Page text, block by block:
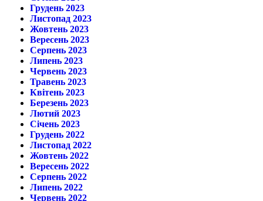
Грудень 2023
Листопад 2023
Жовтень 2023
Вересень 2023
Серпень 2023
Липень 2023
Червень 2023
Травень 2023
Квітень 2023
Березень 2023
Лютий 2023
Січень 2023
Грудень 2022
Листопад 2022
Жовтень 2022
Вересень 2022
Серпень 2022
Липень 2022
Червень 2022